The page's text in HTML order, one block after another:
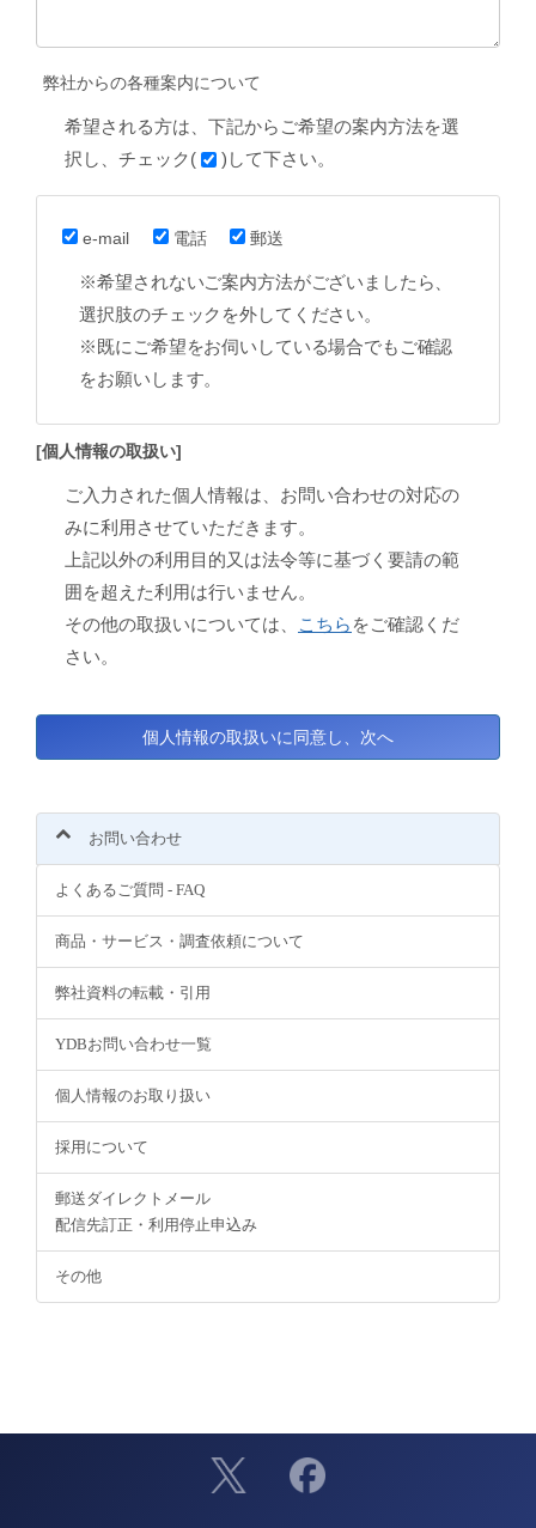
弊社からの各種案内について
希望される方は、下記からご希望の案内方法を選
択し、チェック(
)して下さい。
e-mail 電話 郵送
※希望されないご案内方法がございましたら、
選択肢のチェックを外してください。
※既にご希望をお伺いしている場合でもご確認
をお願いします。
[個人情報の取扱い]
ご入力された個人情報は、お問い合わせの対応の
みに利用させていただきます。
上記以外の利用目的又は法令等に基づく要請の範
囲を超えた利用は行いません。
その他の取扱いについては、
こちら をご確認くだ
さい。
お問い合わせ
よくあるご質問 - FAQ
商品・サービス・調査依頼について
弊社資料の転載・引用
YDBお問い合わせ一覧
個人情報のお取り扱い
採用について
郵送ダイレクトメール
配信先訂正・利用停止申込み
その他